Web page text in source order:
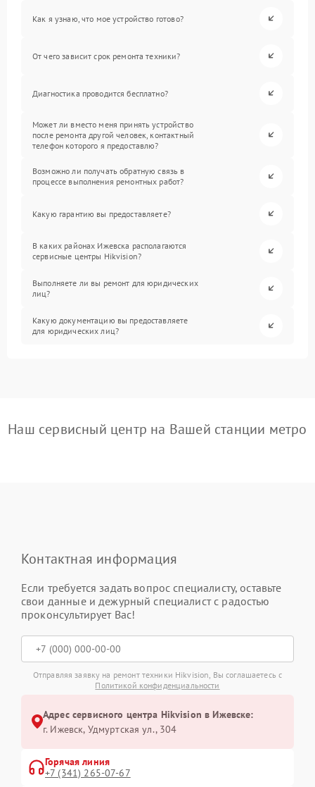
Как я узнаю, что мое устройство готово?
От чего зависит срок ремонта техники?
Диагностика проводится бесплатно?
Может ли вместо меня принять устройство
после ремонта другой человек, контактный
телефон которого я предоставлю?
Возможно ли получать обратную связь в
процессе выполнения ремонтных работ?
Какую гарантию вы предоставляете?
В каких районах Ижевска располагаются
сервисные центры Hikvision?
Выполняете ли вы ремонт для юридических
лиц?
Какую документацию вы предоставляете
для юридических лиц?
Наш сервисный центр на Вашей станции метро
Контактная информация
Если требуется задать вопрос специалисту, оставьте
свои данные и дежурный специалист с радостью
проконсультирует Вас!
Отправляя заявку на ремонт техники Hikvision, Вы соглашаетесь с
Политикой конфиденциальности
Адрес сервисного центра Hikvision в Ижевске:
г. Ижевск, Удмуртская ул., 304
Горячая линия
+7 (341) 265-07-67